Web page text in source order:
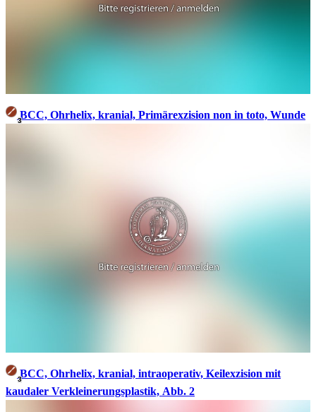
3BCC, Ohrhelix, kranial, Primärexzision non in toto, Wunde
3BCC, Ohrhelix, kranial, intraoperativ, Keilexzision mit
kaudaler Verkleinerungsplastik, Abb. 2